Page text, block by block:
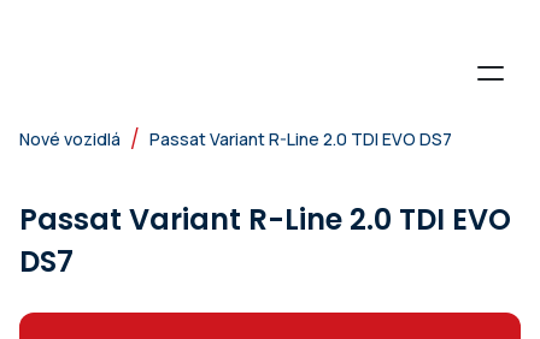
Nové vozidlá / Passat Variant R-Line 2.0 TDI EVO DS7
Passat Variant R-Line 2.0 TDI EVO
DS7